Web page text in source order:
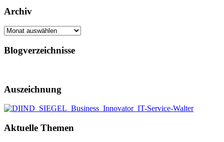
Archiv
Archiv
Blogverzeichnisse
Auszeichnung
Aktuelle Themen